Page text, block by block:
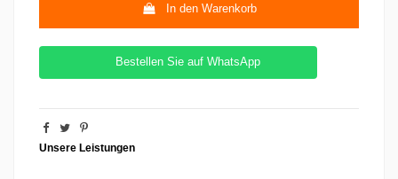
In den Warenkorb
Bestellen Sie auf WhatsApp
Unsere Leistungen